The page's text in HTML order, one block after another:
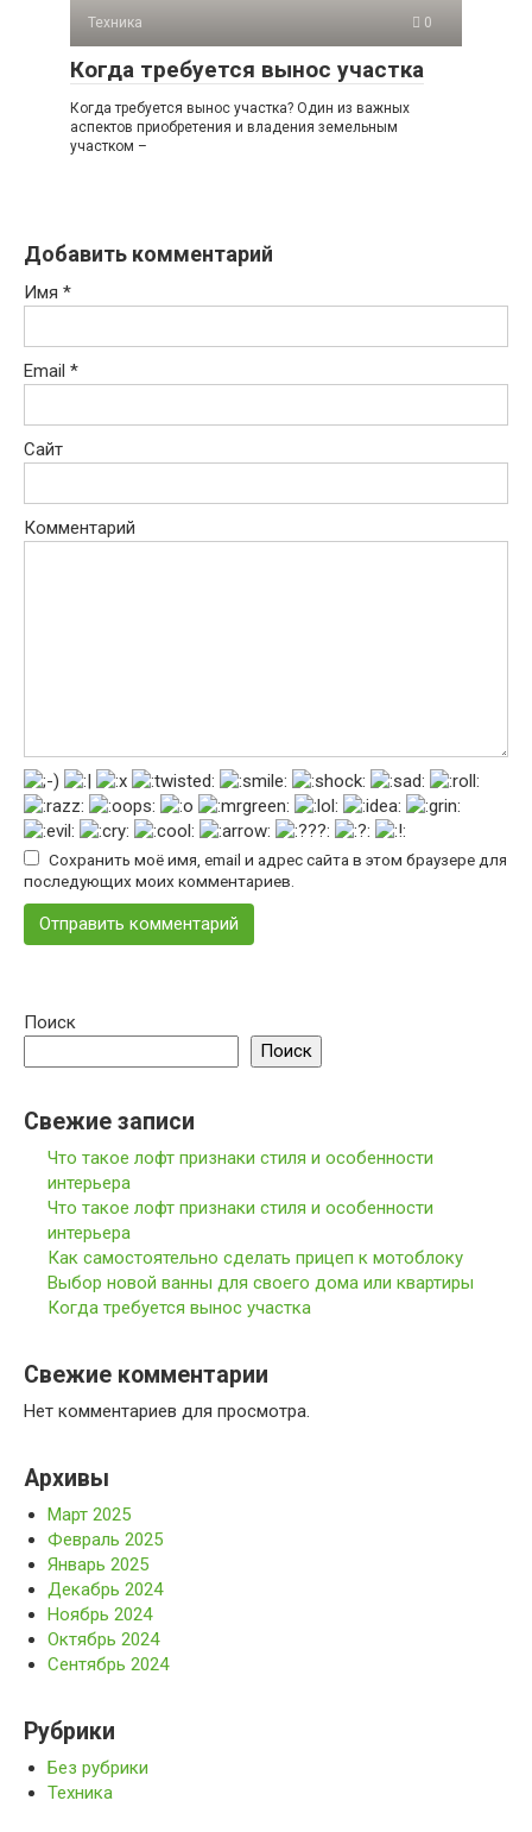
Техника 0
Когда требуется вынос участка
Когда требуется вынос участка? Один из важных
аспектов приобретения и владения земельным
участком –
Добавить комментарий
Имя *
Email *
Сайт
Комментарий
Сохранить моё имя, email и адрес сайта в этом браузере для
последующих моих комментариев.
Поиск
Поиск
Свежие записи
Что такое лофт признаки стиля и особенности
интерьера
Что такое лофт признаки стиля и особенности
интерьера
Как самостоятельно сделать прицеп к мотоблоку
Выбор новой ванны для своего дома или квартиры
Когда требуется вынос участка
Свежие комментарии
Нет комментариев для просмотра.
Архивы
Март 2025
Февраль 2025
Январь 2025
Декабрь 2024
Ноябрь 2024
Октябрь 2024
Сентябрь 2024
Рубрики
Без рубрики
Техника